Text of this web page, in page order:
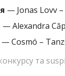
— Jonas Lovv –
— Alexandra
— Cosmó –
та